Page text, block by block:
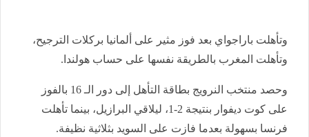
وتأهلت باراجواي بعد فوز مثير على ألمانيا بركلات الترجيح،
وتأهلت المغرب بالطريقة نفسها على حساب هولندا.
وحصد منتخب النرويج بطاقة التأهل إلى دور الـ 16 بالفوز
على كوت ديفوار بنتيجة 2-1، ليلاقي البرازيل، بينما تأهلت
فرنسا بسهولة بعدما فازت على السويد بثلاثية نظيفة.